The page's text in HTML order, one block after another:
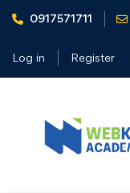
0917571711
Log in Register
Home Tool tính
Tag: Tool